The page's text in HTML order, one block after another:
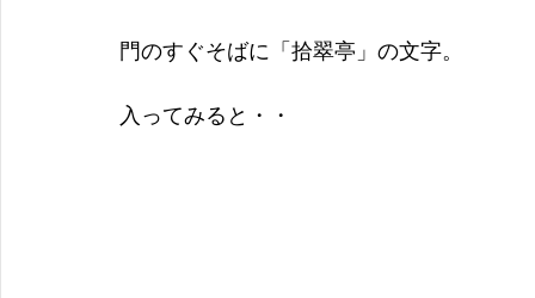
門のすぐそばに「拾翠亭」の文字。
入ってみると・・